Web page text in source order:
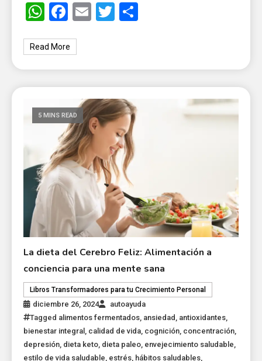
WhatsApp
Facebook
EmailTwitter
Read More
5 MINS READ
La dieta del Cerebro Feliz: Alimentación a
conciencia para una mente sana
Libros Transformadores para tu Crecimiento Personal
diciembre 26, 2024
autoayuda
Tagged alimentos fermentados ansiedad antioxidantes
bienestar integral
calidad de vida cognición concentración
depresión dieta keto dieta paleo envejecimiento saludable
estilo de vida saludable estrés hábitos saludables